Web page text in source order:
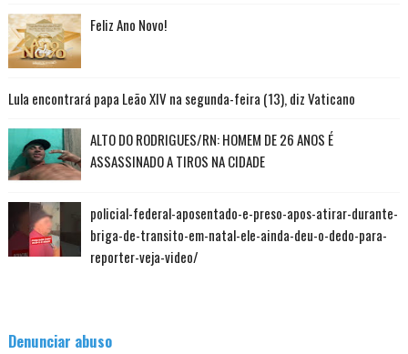
Feliz Ano Novo!
Lula encontrará papa Leão XIV na segunda-feira (13), diz Vaticano
ALTO DO RODRIGUES/RN: HOMEM DE 26 ANOS É
ASSASSINADO A TIROS NA CIDADE
policial-federal-aposentado-e-preso-apos-atirar-durante-
briga-de-transito-em-natal-ele-ainda-deu-o-dedo-para-
reporter-veja-video/
Denunciar abuso